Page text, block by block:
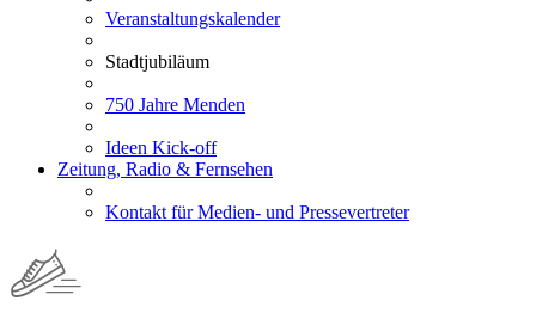
Veranstaltungskalender
Stadtjubiläum
750 Jahre Menden
Ideen Kick-off
Zeitung, Radio & Fernsehen
Kontakt für Medien- und Pressevertreter